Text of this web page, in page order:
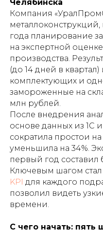
Челябинска
Компания
металлоконструкций,
года планирование
на экспертной
производства.
(до 14 дней в квартал)
комплектующих и
замороженные на
млн рублей.
После внедрения
основе данных из 1С
сократила простои на
уменьшила на 34%.
первый год составил
Ключевым шагом стал
KPI для каждого
позволил видеть
времени.
С чего начать: пять